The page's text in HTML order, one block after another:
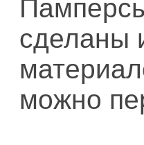
сделаны
можно